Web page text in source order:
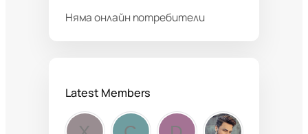
Няма онлайн потребители
Latest Members